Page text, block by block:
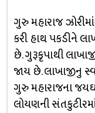
ગુરુ મહારાજ
કરી હાથ પકડીને
છે. ગુરૂકૃપાથી
જાય છે. લાખાજીનુ
ગુરુ મહારાજના
લોયણની